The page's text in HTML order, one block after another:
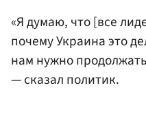
«Я думаю, что [все
почему Украина это
нам нужно
— сказал политик.